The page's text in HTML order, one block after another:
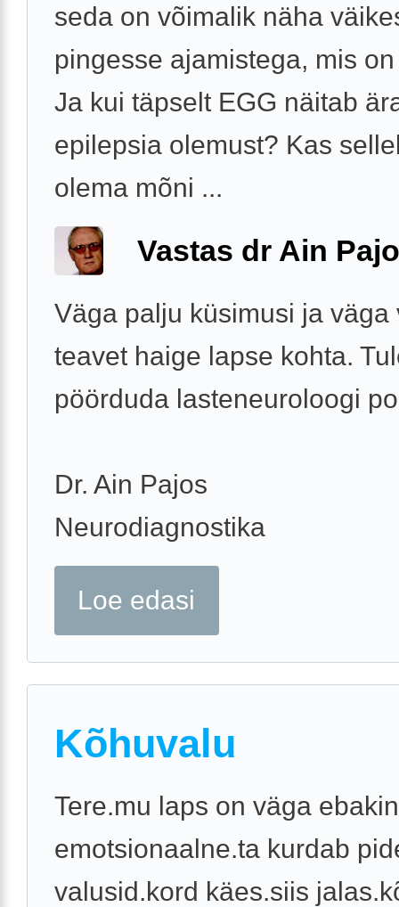
seda on võimalik näha
pingesse ajamistega, mis
Ja kui täpselt EGG näitab
epilepsia olemust? Kas
olema mõni ...
Vastas dr Ain
Väga palju küsimusi ja väga
teavet haige lapse kohta.
pöörduda lasteneuroloogi
Dr. Ain Pajos
Neurodiagnostika
Loe edasi
Kõhuvalu
Tere.mu laps on väga
emotsionaalne.ta kurdab
valusid.kord käes.siis